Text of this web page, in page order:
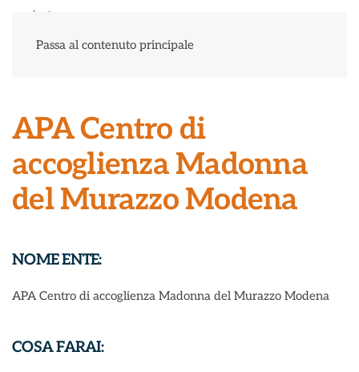
Passa al contenuto principale
APA Centro di
accoglienza Madonna
del Murazzo Modena
NOME ENTE:
APA Centro di accoglienza Madonna del Murazzo Modena
COSA FARAI: